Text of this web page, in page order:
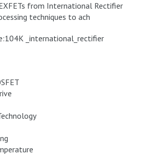
from International Rectifier
techniques to ach
_international_rectifier